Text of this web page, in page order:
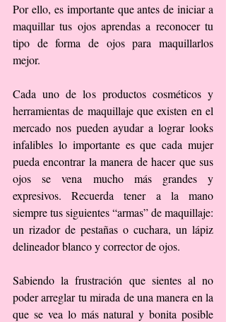
Por ello, es importante que antes de iniciar a
maquillar tus ojos aprendas a reconocer tu
tipo de forma de ojos para maquillarlos
mejor.
Cada uno de los productos cosméticos y
herramientas de maquillaje que existen en el
mercado nos pueden ayudar a lograr looks
infalibles lo importante es que cada mujer
pueda encontrar la manera de hacer que sus
ojos se vena mucho más grandes y
expresivos. Recuerda tener a la mano
siempre tus siguientes “armas” de maquillaje:
un rizador de pestañas o cuchara, un lápiz
delineador blanco y corrector de ojos.
Sabiendo la frustración que sientes al no
poder arreglar tu mirada de una manera en la
que se vea lo más natural y bonita posible